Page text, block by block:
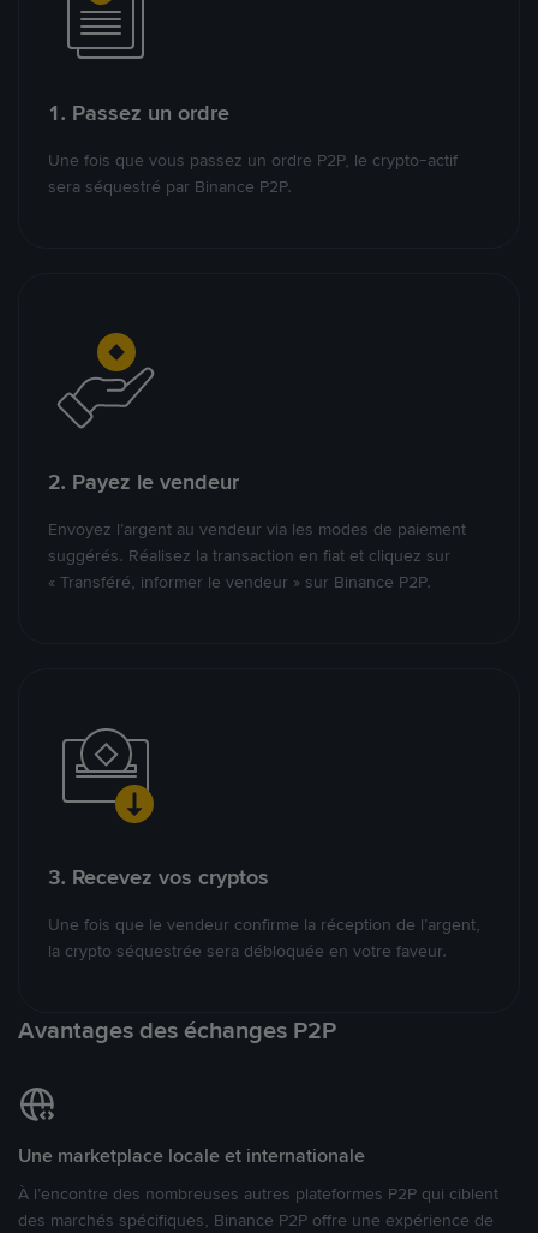
1. Passez un ordre
Une fois que vous passez un ordre P2P, le crypto-actif
sera séquestré par Binance P2P.
2. Payez le vendeur
Envoyez l’argent au vendeur via les modes de paiement
suggérés. Réalisez la transaction en fiat et cliquez sur
« Transféré, informer le vendeur » sur Binance P2P.
3. Recevez vos cryptos
Une fois que le vendeur confirme la réception de l’argent,
la crypto séquestrée sera débloquée en votre faveur.
Avantages des échanges P2P
Une marketplace locale et internationale
À l’encontre des nombreuses autres plateformes P2P qui ciblent
des marchés spécifiques, Binance P2P offre une expérience de